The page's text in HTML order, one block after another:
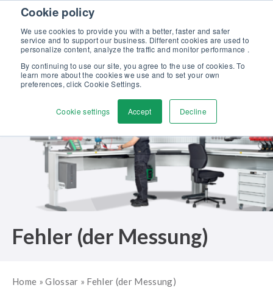
Cookie policy
We use cookies to provide you with a better, faster and safer
service and to support our business. Different cookies are used to
personalize content, analyze the traffic and monitor performance .
By continuing to use our site, you agree to the use of cookies. To
learn more about the cookies we use and to set your own
preferences, click Cookie Settings.
Cookie settings Accept Decline
Skip to content
Kalibriergrundlagen Druck (eBook) – jetzt kostenlos herunterladen!
Kontaktieren
Fehler (der Messung)
Home »Glossar » Fehler (der Messung)